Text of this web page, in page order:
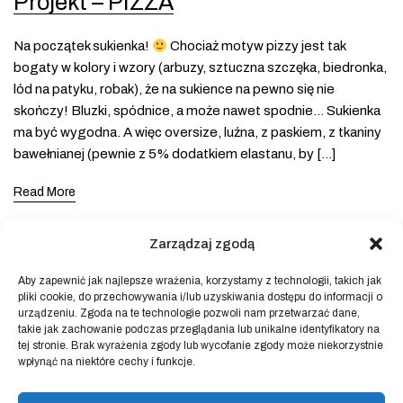
Zarządzaj zgodą
Aby zapewnić jak najlepsze wrażenia, korzystamy z technologii, takich jak
pliki cookie, do przechowywania i/lub uzyskiwania dostępu do informacji o
urządzeniu. Zgoda na te technologie pozwoli nam przetwarzać dane,
takie jak zachowanie podczas przeglądania lub unikalne identyfikatory na
tej stronie. Brak wyrażenia zgody lub wycofanie zgody może niekorzystnie
wpłynąć na niektóre cechy i funkcje.
Na początek sukienka!
Chociaż motyw pizzy jest tak
bogaty w kolory i wzory (arbuzy, sztuczna szczęka, biedronka,
lód na patyku, robak), że na sukience na pewno się nie
skończy! Bluzki, spódnice, a może nawet spodnie… Sukienka
ma być wygodna. A więc oversize, luźna, z paskiem, z tkaniny
bawełnianej (pewnie z 5% dodatkiem elastanu, by […]
Read More
Powered byBlock Shop.
sklep